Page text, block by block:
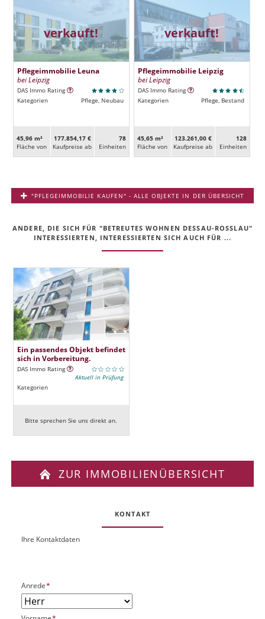
verkauft!
Pflegeimmobilie Leuna
bei Leipzig
DAS Immo Rating
Kategorien
Pflege, Neubau
45,96 m²
Fläche von
177.854,17 €
Kaufpreise ab
78
Ein­heiten
verkauft!
Pflegeimmobilie Leipzig
bei Leipzig
DAS Immo Rating
Kategorien
Pflege, Bestand
45,65 m²
Fläche von
123.261,00 €
Kaufpreise ab
128
Ein­heiten
"PFLEGEIMMOBILIE KAUFEN" - ALLE OBJEKTE IN DER ÜBERSICHT
ANDERE, DIE SICH FÜR "BETREUTES WOHNEN DESSAU-ROSSLAU" I
NTERESSIERTEN, INTERESSIERTEN SICH AUCH FÜR ...
Ein passendes Objekt befindet
sich in Vorbereitung.
DAS Immo Rating
Aktuell in Prüfung
Kategorien
Bitte sprechen Sie uns direkt an.
ZUR IMMOBILIENÜBERSICHT
KONTAKT
O
k
P
UIhre Kontaktdaten
P
f
l
Anrede*